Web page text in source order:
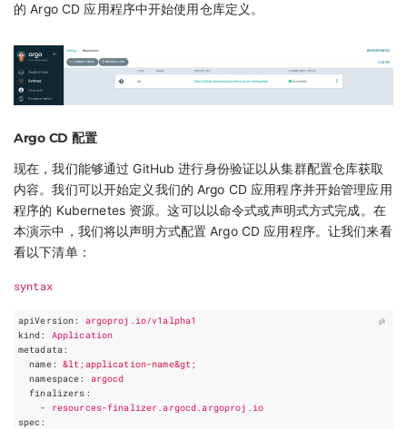
的 Argo CD 应用程序中开始使用仓库定义。
Argo CD 配置
现在，我们能够通过 GitHub 进行身份验证以从集群配置仓库获取
内容。我们可以开始定义我们的 Argo CD 应用程序并开始管理应用
程序的 Kubernetes 资源。这可以以命令式或声明式方式完成。在
本演示中，我们将以声明方式配置 Argo CD 应用程序。让我们来看
看以下清单：
syntax
apiVersion:
argoproj.io/v1alpha1
kind:
Application
metadata:
name:
&lt;application-name&gt;
namespace:
argocd
finalizers :
-
resources-finalizer.argocd.argoproj.io
spec :